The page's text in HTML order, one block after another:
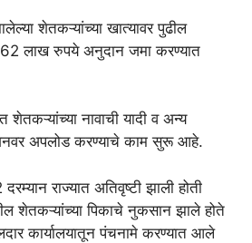
शेतकऱ्यांच्या खात्यावर पुढील
लाख रुपये अनुदान जमा करण्यात
शेतकऱ्यांच्या नावाची यादी व अन्य
अपलोड करण्याचे काम सुरू आहे.
राज्यात अतिवृष्टी झाली होती
शेतकऱ्यांच्या पिकाचे नुकसान झाले होते
कार्यालयातून पंचनामे करण्यात आले